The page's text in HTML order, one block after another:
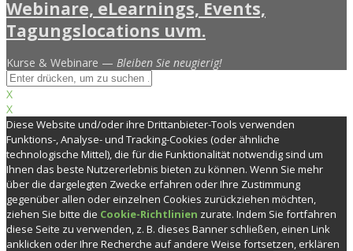
Kurse & Webinare — Bleiben Sie neugierig!
X
X
Diese Website und/oder ihre Drittanbieter-Tools verwenden
Funktions-, Analyse- und Tracking-Cookies (oder ähnliche
technologische Mittel), die für die Funktionalität notwendig sind um
Ihnen das beste Nutzererlebnis bieten zu können. Wenn Sie mehr
über die dargelegten Zwecke erfahren oder Ihre Zustimmung
gegenüber allen oder einzelnen Cookies zurückziehen möchten,
ziehen Sie bitte die Cookie-Richtlinien zurate. Indem Sie fortfahren
diese Seite zu verwenden, z. B. dieses Banner schließen, einen Link
anklicken oder Ihre Recherche auf andere Weise fortsetzen, erklären